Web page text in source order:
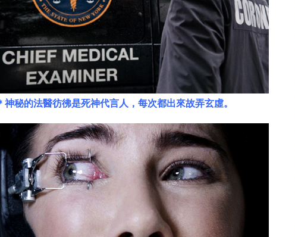
神秘的法醫彷彿是死神代言人，每次都出來故弄玄虛。